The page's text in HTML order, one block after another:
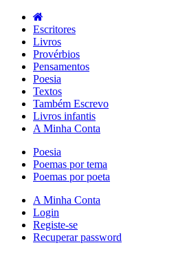
Escritores
Livros
Provérbios
Pensamentos
Poesia
Textos
Também Escrevo
Livros infantis
A Minha Conta
Poesia
Poemas por tema
Poemas por poeta
A Minha Conta
Login
Registe-se
Recuperar password